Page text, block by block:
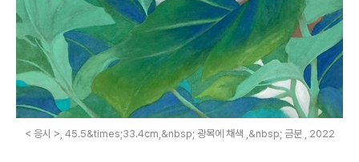
< 응시 >, 45.5&times;33.4cm,&nbsp; 광목에 채색 ,&nbsp; 금분 , 2022